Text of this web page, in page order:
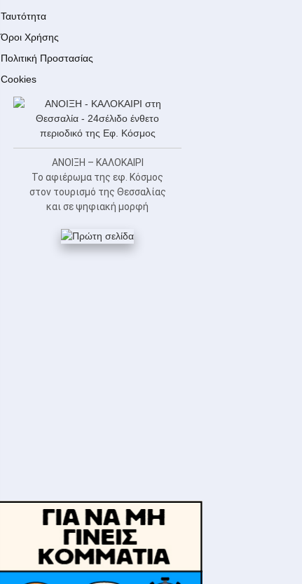
Ταυτότητα
Όροι Χρήσης
Πολιτική Προστασίας
Cookies
ΑΝΟΙΞΗ – ΚΑΛΟΚΑΙΡΙ
Το αφιέρωμα της εφ. Κόσμος
στον τουρισμό της Θεσσαλίας
και σε ψηφιακή μορφή